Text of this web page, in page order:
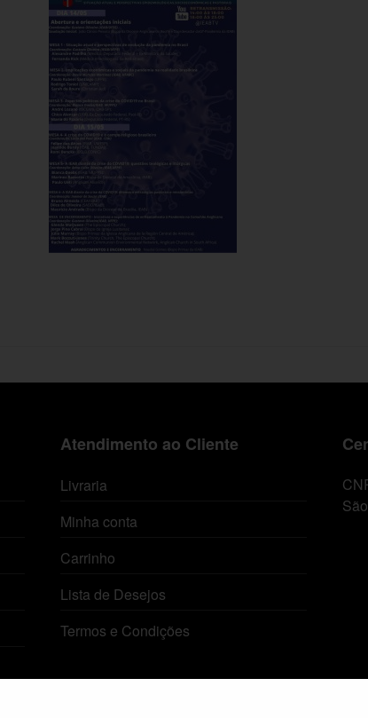
Atendimento ao Cliente
Livraria
Minha conta
Carrinho
Lista de Desejos
Termos e Condições